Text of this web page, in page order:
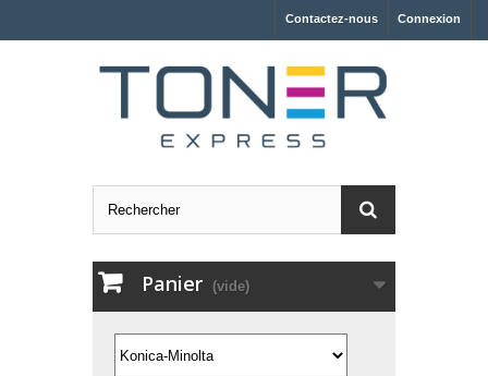
Connexion
Contactez-nous
Panier (vide)